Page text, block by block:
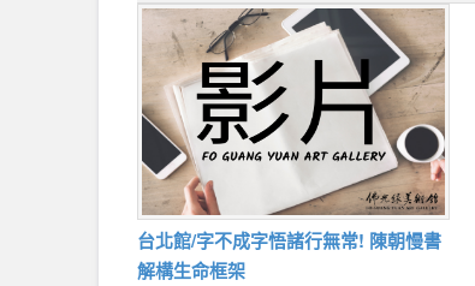
台北館/字不成字悟諸行無常! 陳朝慢書
解構生命框架